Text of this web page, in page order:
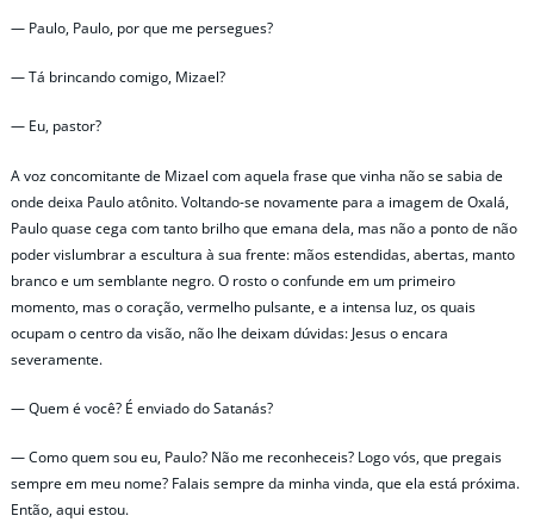
— Paulo, Paulo, por que me persegues?
— Tá brincando comigo, Mizael?
— Eu, pastor?
A voz concomitante de Mizael com aquela frase que vinha não se sabia de
onde deixa Paulo atônito. Voltando-se novamente para a imagem de Oxalá,
Paulo quase cega com tanto brilho que emana dela, mas não a ponto de não
poder vislumbrar a escultura à sua frente: mãos estendidas, abertas, manto
branco e um semblante negro. O rosto o confunde em um primeiro
momento, mas o coração, vermelho pulsante, e a intensa luz, os quais
ocupam o centro da visão, não lhe deixam dúvidas: Jesus o encara
severamente.
— Quem é você? É enviado do Satanás?
— Como quem sou eu, Paulo? Não me reconheceis? Logo vós, que pregais
sempre em meu nome? Falais sempre da minha vinda, que ela está próxima.
Então, aqui estou.